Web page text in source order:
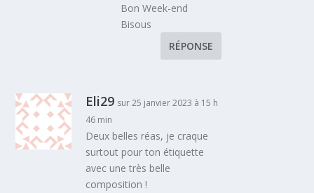
Bon Week-end
Bisous
RÉPONSE
Eli29 sur 25 janvier 2023 à 15 h
46 min
Deux belles réas, je craque
surtout pour ton étiquette
avec une très belle
composition !